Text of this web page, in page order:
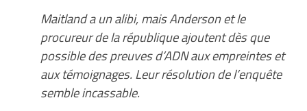
Maitland a un alibi, mais Anderson et le
procureur de la république ajoutent dès que
possible des preuves d’ADN aux empreintes et
aux témoignages. Leur résolution de l’enquête
semble incassable.